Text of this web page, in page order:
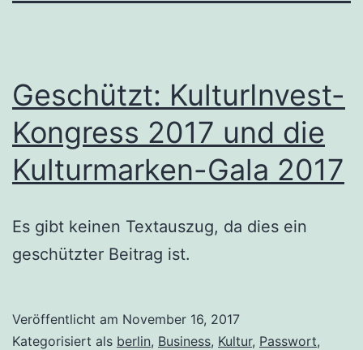
Geschützt: KulturInvest-
Kongress 2017 und die
Kulturmarken-Gala 2017
Es gibt keinen Textauszug, da dies ein
geschützter Beitrag ist.
Veröffentlicht am November 16, 2017
Kategorisiert als berlin, Business, Kultur, Passwort,